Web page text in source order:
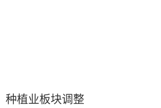
种植业板块调整